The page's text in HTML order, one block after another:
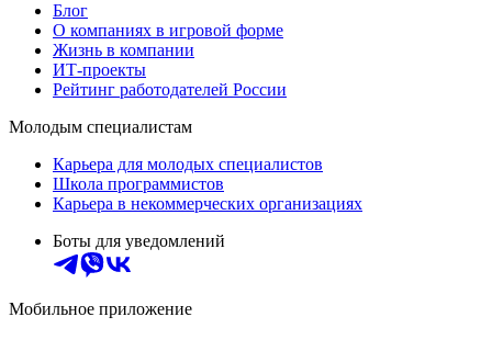
Блог
О компаниях в игровой форме
Жизнь в компании
ИТ-проекты
Рейтинг работодателей России
Молодым специалистам
Карьера для молодых специалистов
Школа программистов
Карьера в некоммерческих организациях
Боты для уведомлений
Мобильное приложение